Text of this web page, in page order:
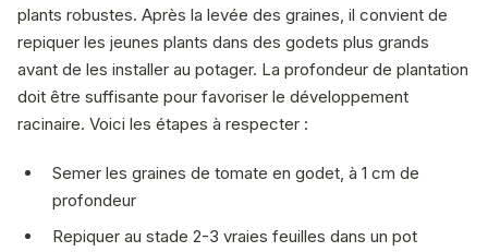
plants robustes. Après la levée des graines, il convient de
repiquer les jeunes plants dans des godets plus grands
avant de les installer au potager. La profondeur de plantation
doit être suffisante pour favoriser le développement
racinaire. Voici les étapes à respecter :
Semer les graines de tomate en godet, à 1 cm de
profondeur
Repiquer au stade 2-3 vraies feuilles dans un pot